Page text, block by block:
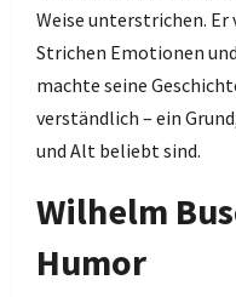
Weise unterstrichen.
Strichen Emotionen
machte seine
verständlich – ein
und Alt beliebt sind.
Wilhelm
Humor